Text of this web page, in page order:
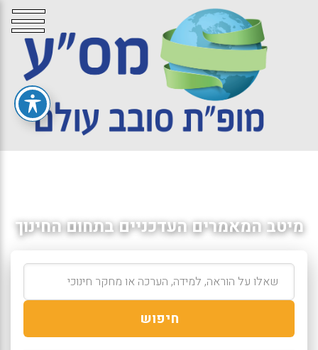
מיטב המאמרים העדכניים בתחום החינוך
חיפוש